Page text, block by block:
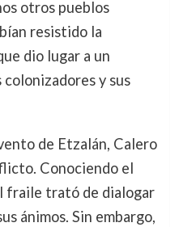
otros pueblos
resistido la
dio lugar a un
y sus
de Etzalán, Calero
Conociendo el
fraile trató de dialogar
ánimos. Sin embargo,